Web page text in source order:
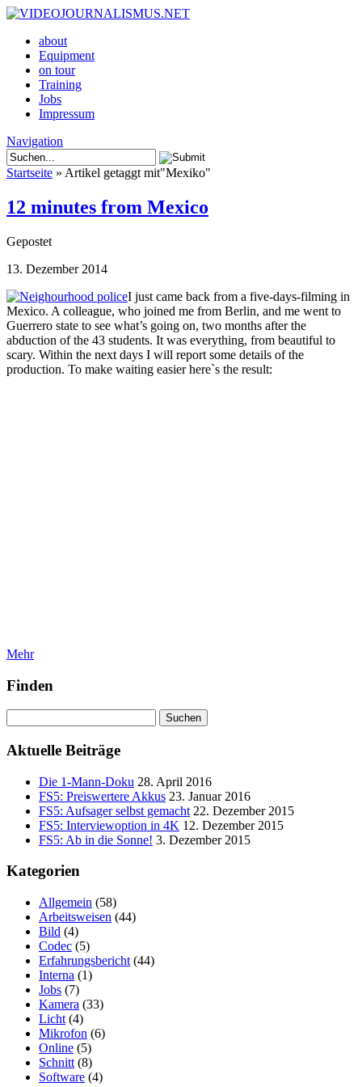
about
Equipment
on tour
Training
Jobs
Impressum
Navigation
Startseite » Artikel getaggt mit"Mexiko"
12 minutes from Mexico
Gepostet
13. Dezember 2014
I just came back from a five-days-filming in
Mexico. A colleague, who joined me from Berlin, and me went to
Guerrero state to see what’s going on, two months after the
abduction of the 43 students. It was everything, from beautiful to
scary. Within the next days I will report some details of the
production. To make waiting easier here`s the result:
Mehr
Finden
nach:
Aktuelle Beiträge
Die 1-Mann-Doku 28. April 2016
FS5: Preiswertere Akkus 23. Januar 2016
FS5: Aufsager selbst gemacht 22. Dezember 2015
FS5: Interviewoption in 4K 12. Dezember 2015
FS5: Ab in die Sonne! 3. Dezember 2015
Kategorien
Allgemein (58)
Arbeitsweisen (44)
Bild (4)
Codec (5)
Erfahrungsbericht (44)
Interna (1)
Jobs (7)
Kamera (33)
Licht (4)
Mikrofon (6)
Online (5)
Schnitt (8)
Software (4)